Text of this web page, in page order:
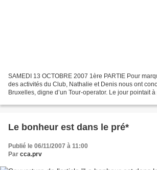
SAMEDI 13 OCTOBRE 2007 1ère PARTIE Pour
des activités du Club, Nathalie et Denis nous ont
Bruxelles, digne d’un Tour-operator. Le jour pointait
Le bonheur est dans le pré*
Publié le 06/11/2007 à 11:00
Par cca.prv